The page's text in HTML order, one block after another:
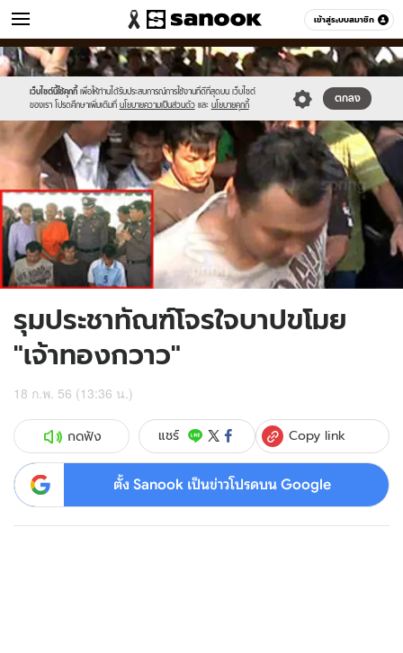
เข้าสู่ระบบสมาชิก
ข่าว หมวดอื่นๆ
เว็บไซต์นี้ใช้คุกกี้ เพื่อให้ท่านได้รับประสบการณ์การใช้งานที่ดีที่สุดบน เว็บไซต์
ของเรา โปรดศึกษาเพิ่มเติมที่ นโยบายความเป็นส่วนตัว และ นโยบายคุกกี้
ตกลง
Sanook
//s.isanook.com/sr/0/images/logo-
new-
sanook.png
600
60
//s.isanook.com/ns/0/ud/234/1170968/untitled-
1.jpg
รุมประชาทัณฑ์โจรใจบาปขโมย
"เจ้าทองกวาว"
18 ก.พ. 56 (13:36 น.)
กดฟัง แชร์ Copy link
ตั้ง Sanook เป็นข่าวโปรดบน Google